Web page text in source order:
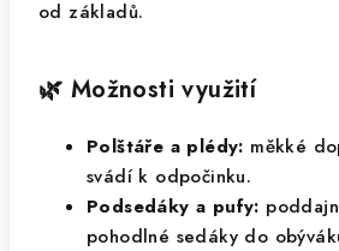
od základů.
🌿 Možnosti využití
Polštáře a plédy: měkké
svádí k odpočinku.
Podsedáky a pufy:
pohodlné sedáky do